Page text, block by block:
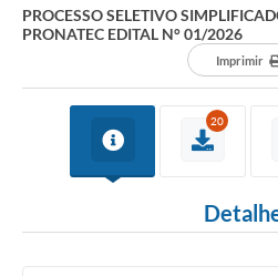
PROCESSO SELETIVO
PRONATEC EDITAL N° 01/2026
Imprimir
20